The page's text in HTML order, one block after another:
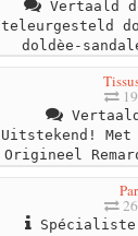
Vertaald
teleurgesteld
doldèe-
Vertaald
Uitstekend! Met
Origineel